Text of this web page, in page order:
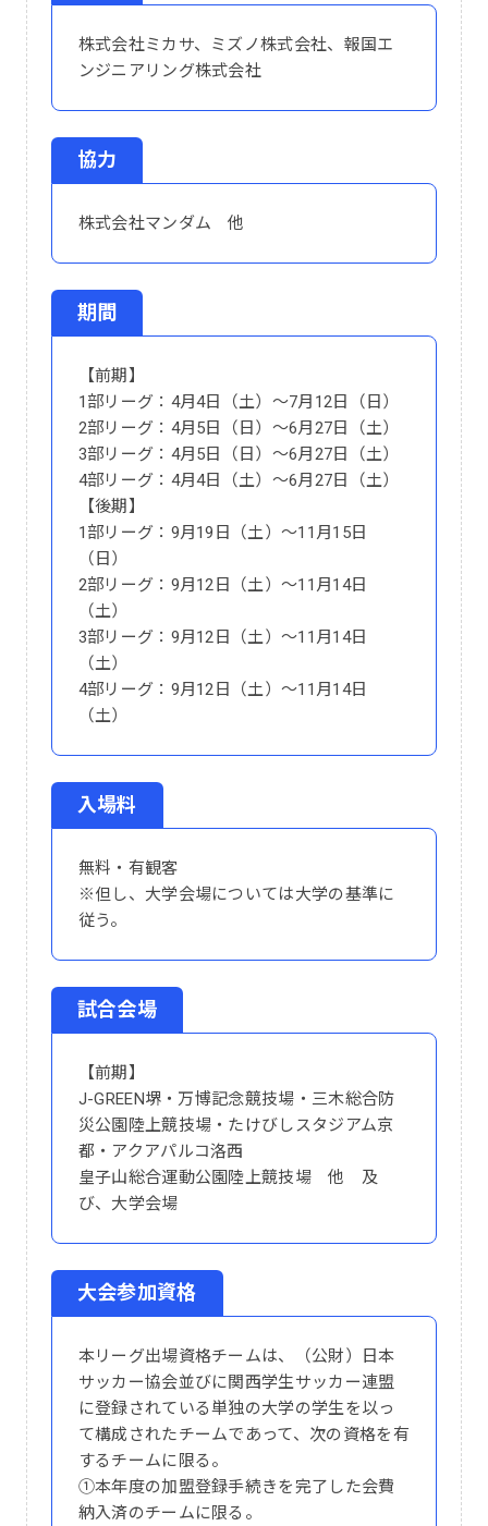
株式会社ミカサ、ミズノ株式会社、報国エ
ンジニアリング株式会社
協力
株式会社マンダム 他
期間
【前期】
1部リーグ：4月4日（土）～7月12日（日）
2部リーグ：4月5日（日）～6月27日（土）
3部リーグ：4月5日（日）～6月27日（土）
4部リーグ：4月4日（土）～6月27日（土）
【後期】
1部リーグ：9月19日（土）～11月15日
（日）
2部リーグ：9月12日（土）～11月14日
（土）
3部リーグ：9月12日（土）～11月14日
（土）
4部リーグ：9月12日（土）～11月14日
（土）
入場料
無料・有観客
※但し、大学会場については大学の基準に
従う。
試合会場
【前期】
J-GREEN堺・万博記念競技場・三木総合防
災公園陸上競技場・たけびしスタジアム京
都・アクアパルコ洛西
皇子山総合運動公園陸上競技場 他 及
び、大学会場
大会参加資格
本リーグ出場資格チームは、（公財）日本
サッカー協会並びに関西学生サッカー連盟
に登録されている単独の大学の学生を以っ
て構成されたチームであって、次の資格を有
するチームに限る。
①本年度の加盟登録手続きを完了した会費
納入済のチームに限る。